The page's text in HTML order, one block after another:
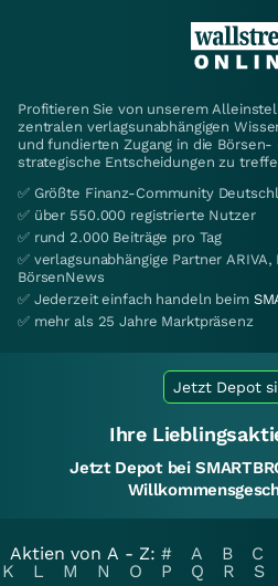
Profitieren Sie von unserem
zentralen verlagsunabhängigen
und fundierten Zugang in die
strategische Entscheidungen zu
✅ Größte Finanz-Community
✅ über 550.000 registrierte Nutzer
✅ rund 2.000 Beiträge pro Tag
✅ verlagsunabhängige Partner
BörsenNews
✅ Jederzeit einfach handeln beim
✅ mehr als 25 Jahre Marktpräsenz
Jetzt Depot
Ihre
Jetzt Depot bei
Aktien von A - Z: # A B C
K
L M N O P Q R S